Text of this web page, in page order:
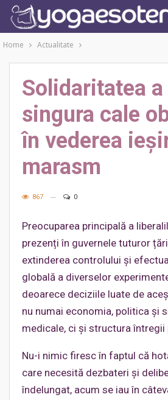
Home Actualitate
Solidaritatea
singura cale
în vederea
marasm
867 0
Preocuparea principală a
prezenți în guvernele tuturor
extinderea controlului și
globală a diverselor
deoarece deciziile luate de
nu numai economia, politica și
medicale, ci și structura întregii
Nu-i nimic firesc în faptul că
care necesită dezbateri și
îndelungat, acum se iau în